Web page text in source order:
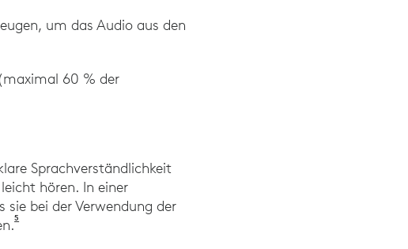
um das Audio aus den
60 % der
Sprachverständlichkeit
hören. In einer
bei der Verwendung der
5Logitech und Epic (2023). 6-Wochen-Leistungsstudie mit 54 K-6-